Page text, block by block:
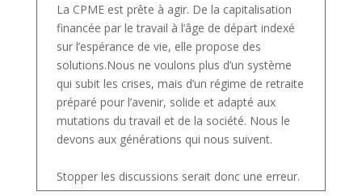
La CPME est prête à agir. De la capitalisation
financée par le travail à l’âge de départ indexé
sur l’espérance de vie, elle propose des
solutions.Nous ne voulons plus d’un système
qui subit les crises, mais d’un régime de retraite
préparé pour l’avenir, solide et adapté aux
mutations du travail et de la société. Nous le
devons aux générations qui nous suivent.
Stopper les discussions serait donc une erreur.